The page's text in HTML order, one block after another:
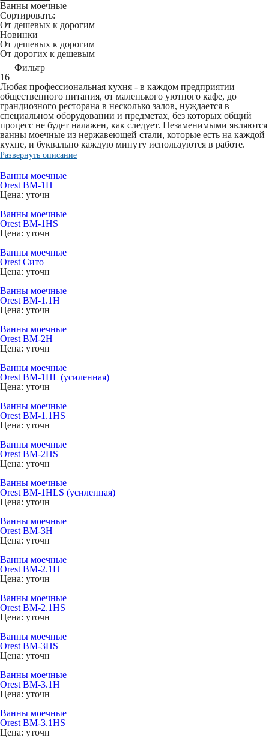
Ванны моечные
Сортировать:
От дешевых к дорогим
Новинки
От дешевых к дорогим
От дорогих к дешевым
Фильтр
16
Любая профессиональная кухня - в каждом предприятии
общественного питания, от маленького уютного кафе, до
грандиозного ресторана в несколько залов, нуждается в
специальном оборудовании и предметах, без которых общий
процесс не будет налажен, как следует. Незаменимыми являются
ванны моечные из нержавеющей стали, которые есть на каждой
кухне, и буквально каждую минуту используются в работе.
Развернуть описание
Ванны моечные
Orest ВМ-1Н
Цена: уточн
Ванны моечные
Orest BM-1HS
Цена: уточн
Ванны моечные
Orest Сито
Цена: уточн
Ванны моечные
Orest ВМ-1.1Н
Цена: уточн
Ванны моечные
Orest ВМ-2Н
Цена: уточн
Ванны моечные
Orest ВМ-1НL (усиленная)
Цена: уточн
Ванны моечные
Orest BM-1.1HS
Цена: уточн
Ванны моечные
Orest BM-2HS
Цена: уточн
Ванны моечные
Orest ВМ-1НLS (усиленная)
Цена: уточн
Ванны моечные
Orest ВМ-3Н
Цена: уточн
Ванны моечные
Orest ВМ-2.1Н
Цена: уточн
Ванны моечные
Orest BM-2.1HS
Цена: уточн
Ванны моечные
Orest BM-3HS
Цена: уточн
Ванны моечные
Orest ВМ-3.1Н
Цена: уточн
Ванны моечные
Orest BM-3.1HS
Цена: уточн